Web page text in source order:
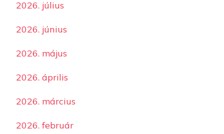
2026. július
2026. június
2026. május
2026. április
2026. március
2026. február